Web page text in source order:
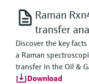
Raman
transfer
Discover the key
a Raman
transfer in the Oil &
Download